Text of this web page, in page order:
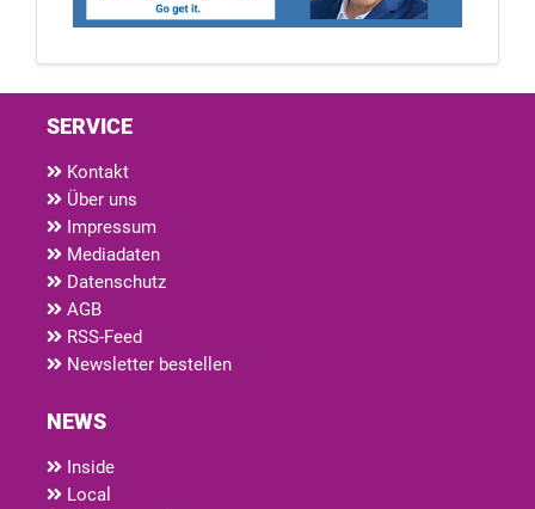
SERVICE
Kontakt
Über uns
Impressum
Mediadaten
Datenschutz
AGB
RSS-Feed
Newsletter bestellen
NEWS
Inside
Local